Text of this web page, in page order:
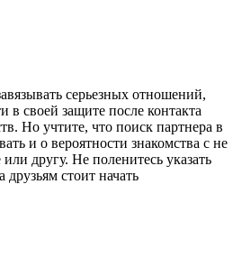
серьезных отношений,
в своей защите после контакта
Но учтите, что поиск партнера в
и о вероятности знакомства с не
другу. Не поленитесь указать
стоит начать